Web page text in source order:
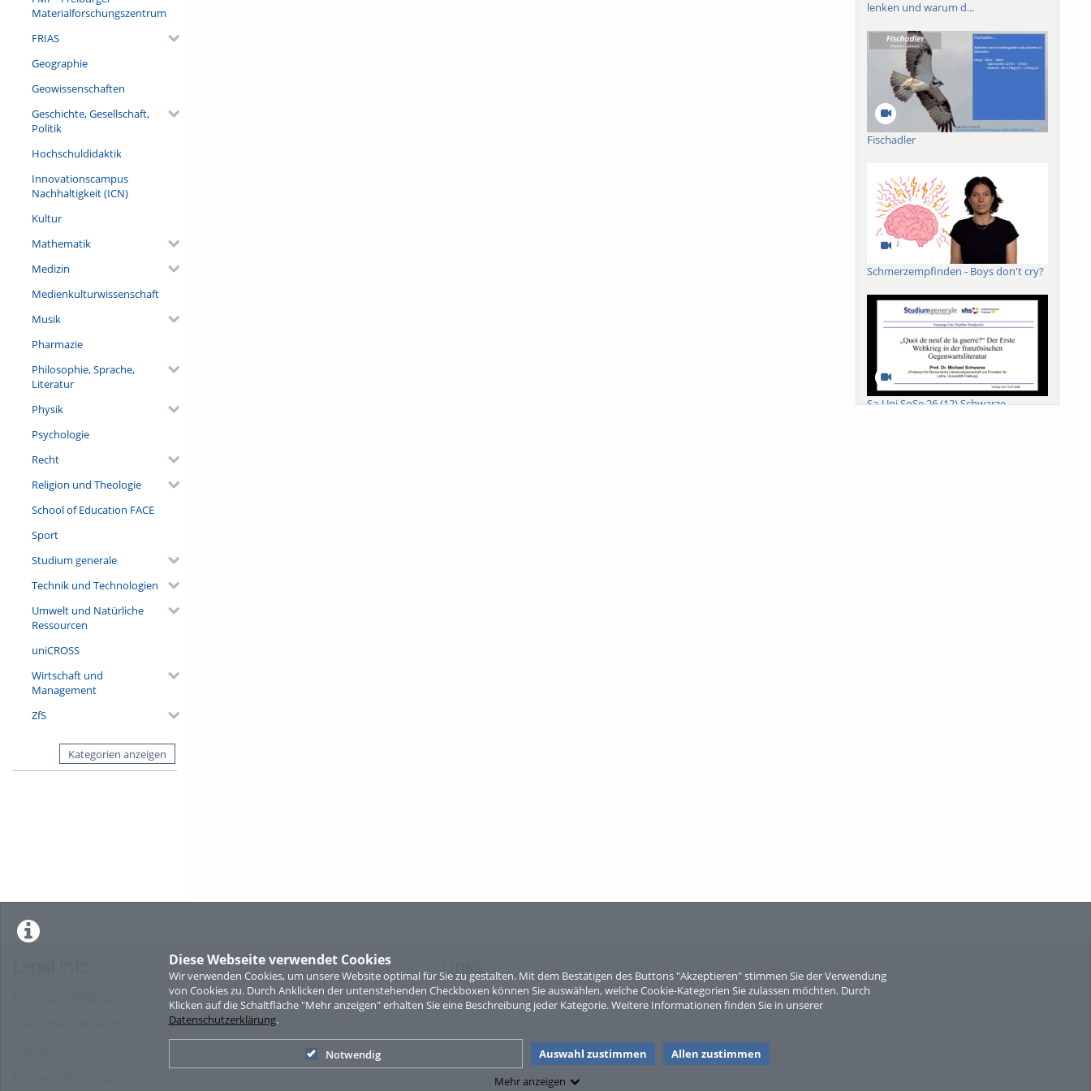
Diese Webseite verwendet Cookies
Wir verwenden Cookies, um unsere Website optimal für Sie zu gestalten. Mit dem Bestätigen des Buttons "Akzeptieren" stimmen Sie der Verwendung
von Cookies zu. Durch Anklicken der untenstehenden Checkboxen können Sie auswählen, welche Cookie-Kategorien Sie zulassen möchten. Durch
Klicken auf die Schaltfläche "Mehr anzeigen" erhalten Sie eine Beschreibung jeder Kategorie. Weitere Informationen finden Sie in unserer
Datenschutzerklärung.
Notwendig Auswahl zustimmen
Allen zustimmen
Mehr anzeigen
Materialforschungszentrum
FRIAS
Geographie
Geowissenschaften
Geschichte, Gesellschaft,
Politik
Hochschuldidaktik
Innovationscampus
Nachhaltigkeit (ICN)
Kultur
Mathematik
Medizin
Medienkulturwissenschaft
Musik
Pharmazie
Philosophie, Sprache,
Literatur
Physik
Psychologie
Recht
Religion und Theologie
School of Education FACE
Sport
Studium generale
Technik und Technologien
Umwelt und Natürliche
Ressourcen
uniCROSS
Wirtschaft und
Management
ZfS
Kategorien anzeigen
lenken und warum d...
Fischadler
Schmerzempfinden - Boys don't cry?
Sa-Uni SoSe 26 (12) Schwarze
Sperber
Links
Sitemap